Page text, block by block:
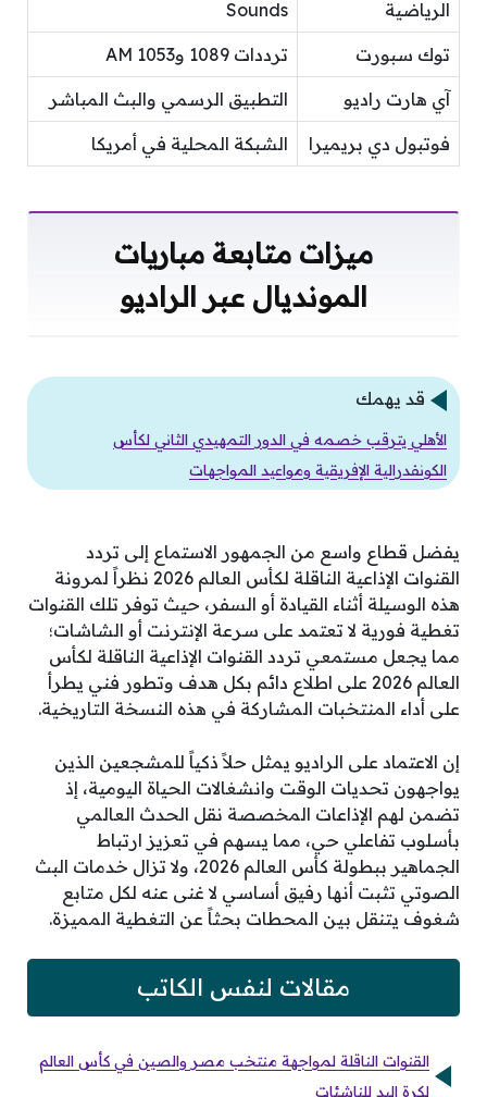
الرياضية
Sounds
توك سبورت ترددات 1089 و1053 AM
آي هارت راديو التطبيق الرسمي والبث المباشر
فوتبول دي بريميرا الشبكة المحلية في أمريكا
ميزات متابعة مباريات
المونديال عبر الراديو
قد يهمك
الأهلي يترقب خصمه في الدور التمهيدي الثاني لكأس
الكونفدرالية الإفريقية ومواعيد المواجهات
يفضل قطاع واسع من الجمهور الاستماع إلى تردد
القنوات الإذاعية الناقلة لكأس العالم 2026 نظراً لمرونة
هذه الوسيلة أثناء القيادة أو السفر، حيث توفر تلك القنوات
تغطية فورية لا تعتمد على سرعة الإنترنت أو الشاشات؛
مما يجعل مستمعي تردد القنوات الإذاعية الناقلة لكأس
العالم 2026 على اطلاع دائم بكل هدف وتطور فني يطرأ
على أداء المنتخبات المشاركة في هذه النسخة التاريخية.
إن الاعتماد على الراديو يمثل حلاً ذكياً للمشجعين الذين
يواجهون تحديات الوقت وانشغالات الحياة اليومية، إذ
تضمن لهم الإذاعات المخصصة نقل الحدث العالمي
بأسلوب تفاعلي حي، مما يسهم في تعزيز ارتباط
الجماهير ببطولة كأس العالم 2026، ولا تزال خدمات البث
الصوتي تثبت أنها رفيق أساسي لا غنى عنه لكل متابع
شغوف يتنقل بين المحطات بحثاً عن التغطية المميزة.
مقالات لنفس الكاتب
القنوات الناقلة لمواجهة منتخب مصر والصين في كأس العالم
لكرة اليد للناشئات